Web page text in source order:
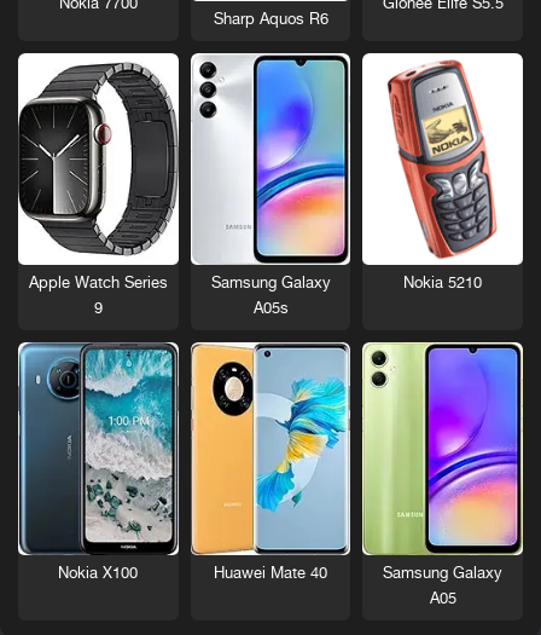
Gionee Elife S5.5
Sharp Aquos R6
Nokia 7700
Nokia 5210
Samsung Galaxy
A05s
Apple Watch Series
9
Samsung Galaxy
A05
Huawei Mate 40
Nokia X100